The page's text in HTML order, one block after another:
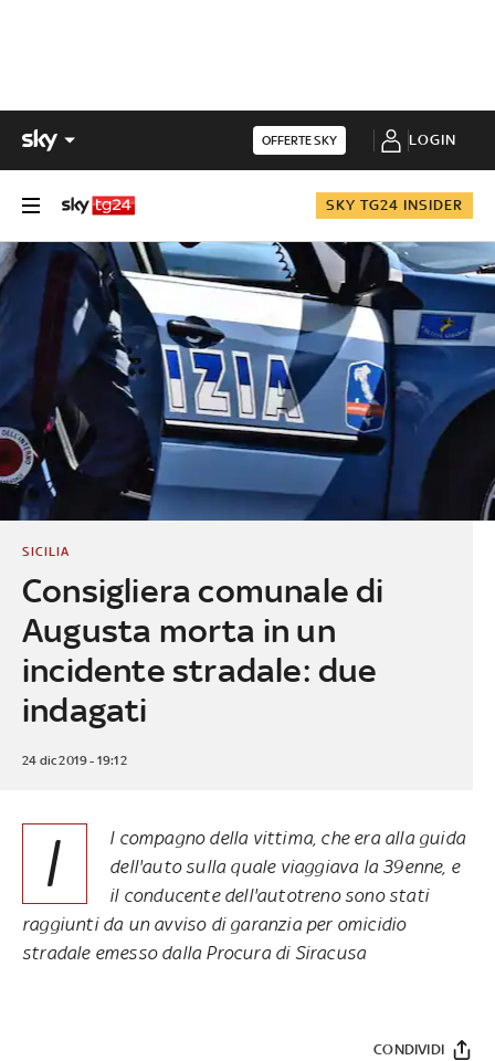
OFFERTE SKY LOGIN
SKY TG24 INSIDER
Consigliera comunale di
Augusta morta in un
incidente stradale: due
indagati
SICILIA
24 dic 2019 - 19:12
I
l compagno della vittima, che era alla guida
dell'auto sulla quale viaggiava la 39enne, e
il conducente dell'autotreno sono stati
raggiunti da un avviso di garanzia per omicidio
stradale emesso dalla Procura di Siracusa
CONDIVIDI